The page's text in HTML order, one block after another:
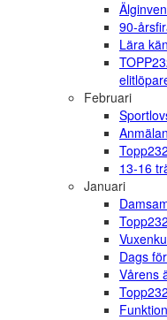
90-
Lära
Februari
13-16
Januari
Dags
Vårens